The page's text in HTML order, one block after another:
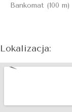
Bankomat (100 m)
Lokalizacja: